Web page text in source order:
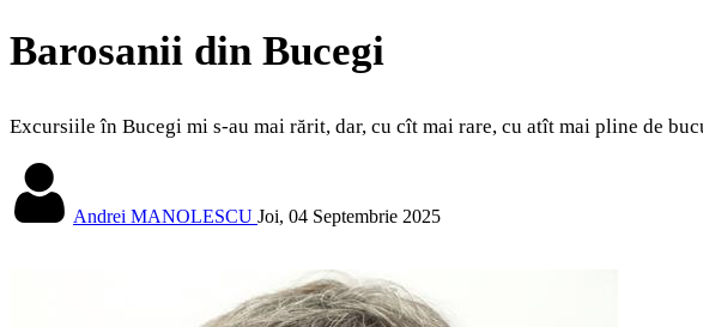
Barosanii din Bucegi
Excursiile în Bucegi mi s-au mai rărit, dar, cu cît mai rare, cu atît mai pline de
Andrei MANOLESCU Joi, 04 Septembrie 2025